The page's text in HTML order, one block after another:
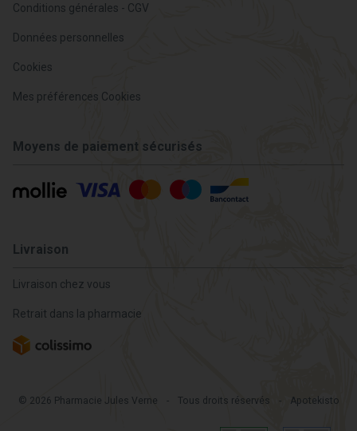
Conditions générales - CGV
Données personnelles
Cookies
Mes préférences Cookies
Moyens de paiement sécurisés
Livraison
Livraison chez vous
Retrait dans la pharmacie
© 2026 Pharmacie Jules Verne - Tous droits réservés - Apotekisto